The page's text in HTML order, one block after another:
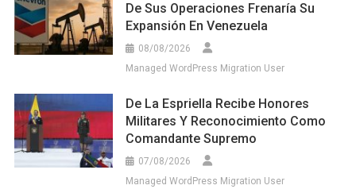
De Sus Operaciones Frenaría Su
Expansión En Venezuela
08/08/2026
Managed WordPress Migration User
De La Espriella Recibe Honores
Militares Y Reconocimiento Como
Comandante Supremo
07/08/2026
Managed WordPress Migration User